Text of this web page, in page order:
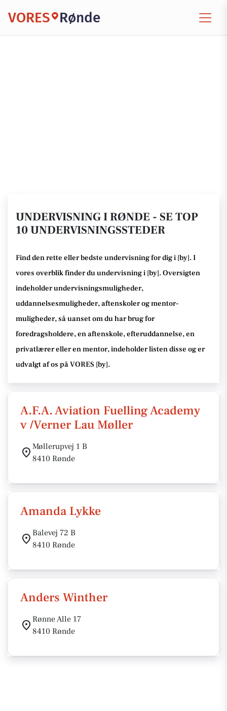
VORES Rønde
UNDERVISNING I RØNDE - SE TOP
10 UNDERVISNINGSSTEDER
Find den rette eller bedste undervisningfor dig i [by]. I
vores overblik finder du undervisning i [by].Oversigten
indeholder undervisningsmuligheder,
uddannelsesmuligheder, aftenskoler og mentor-
muligheder, så uanset om du har brug for
foredragsholdere, en aftenskole, efteruddannelse, en
privatlærer eller en mentor, indeholder listen disse og er
udvalgt af os på VORES [by].
A.F.A. Aviation Fuelling Academy
v /Verner Lau Møller
Møllerupvej 1 B
8410 Rønde
Amanda Lykke
Balevej 72 B
8410 Rønde
Anders Winther
Rønne Alle 17
8410 Rønde